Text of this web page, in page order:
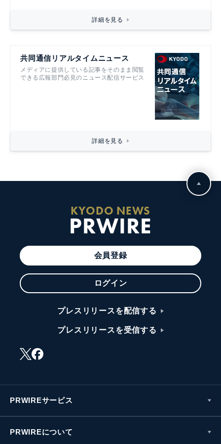
詳細を見る
共同通信リアルタイムニュース
メディアに提供している記事をそのまま閲覧
できる広報部門必見のニュース配信サービス
詳細を見る
KYODO NEWS
PRWIRE
会員登録
ログイン
プレスリリースを配信する
プレスリリースを受信する
PRWIREサービス
PRWIREについて